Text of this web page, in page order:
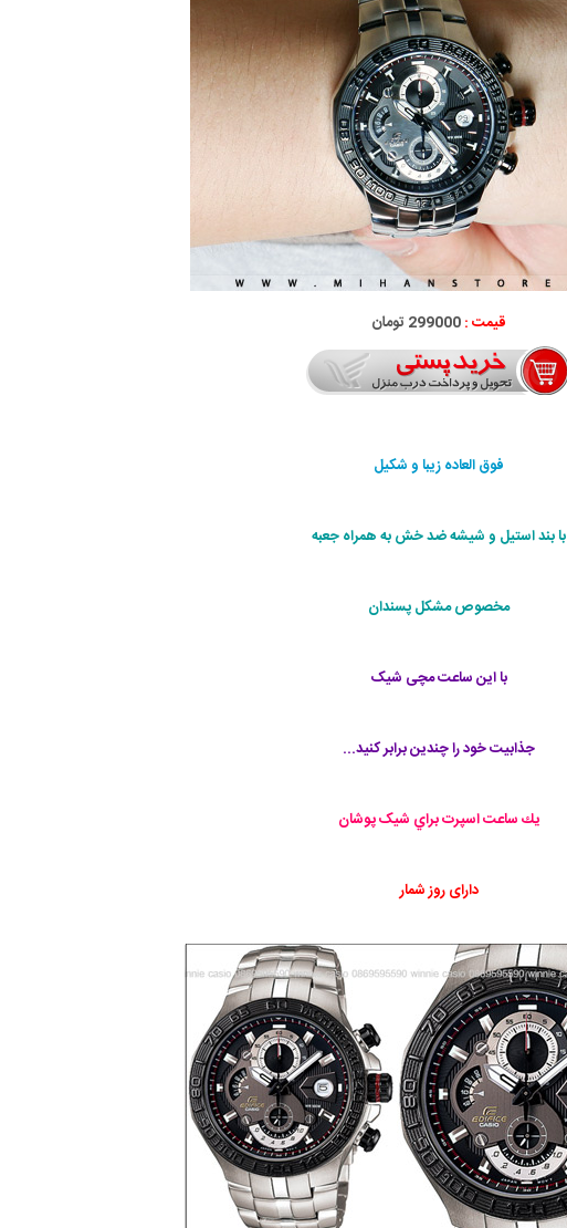
قیمت :299000 تومان
فوق العاده زیبا و شکیل
با بند استیل و شیشه ضد خش به همراه جعبه
مخصوص مشکل پسندان
با این ساعت مچی شیک
جذابیت خود را چندین برابر کنید...
يك ساعت اسپرت براي شیک پوشان
دارای روز شمار